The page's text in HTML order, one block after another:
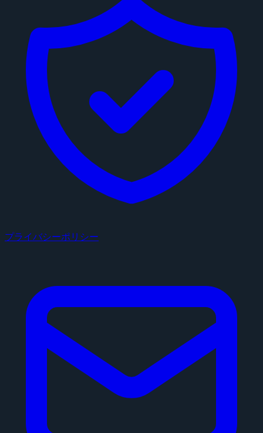
プライバシーポリシー